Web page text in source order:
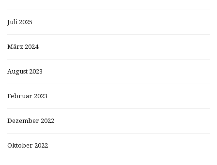
Juli 2025
März 2024
August 2023
Februar 2023
Dezember 2022
Oktober 2022